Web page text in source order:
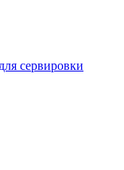
сервировки